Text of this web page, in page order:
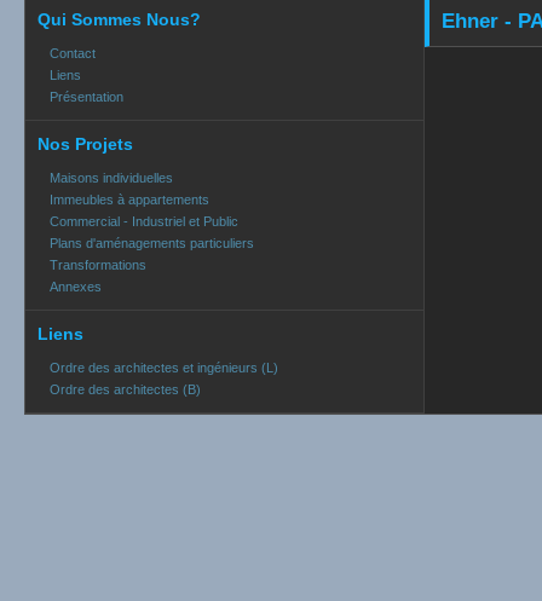
Qui Sommes Nous?
Contact
Liens
Présentation
Nos Projets
Maisons individuelles
Immeubles à appartements
Commercial - Industriel et Public
Plans d'aménagements particuliers
Transformations
Annexes
Liens
Ordre des architectes et ingénieurs (L)
Ordre des architectes (B)
Ehner -